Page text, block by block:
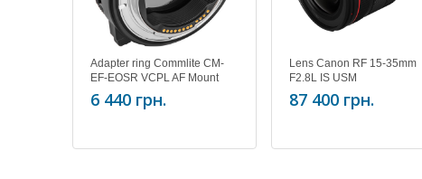
Adapter ring Commlite CM-
EF-EOSR VCPL AF Mount
Adapter from EF/EF-S Lens to
EOSR/RF Camera with
6 440 грн.
Lens Canon RF 15-35mm
F2.8L IS USM
87 400 грн.